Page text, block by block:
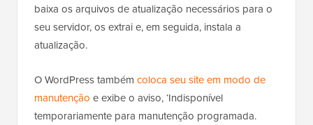
baixa os arquivos de atualização necessários para o
seu servidor, os extrai e, em seguida, instala a
atualização.
O WordPress também coloca seu site em modo de
manutenção e exibe o aviso, ‘Indisponível
temporariamente para manutenção programada.